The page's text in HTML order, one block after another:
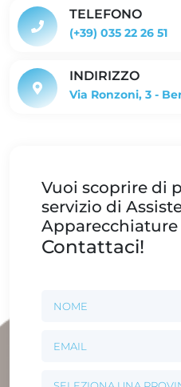
TELEFONO
(+39) 035 22 26 51
INDIRIZZO
Via Ronzoni, 3 -
Vuoi scoprire di
servizio di
Contattaci!